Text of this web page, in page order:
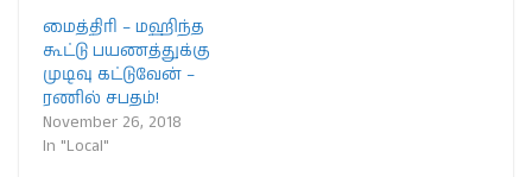
மைத்திரி – மஹிந்த
கூட்டு பயணத்துக்கு
முடிவு கட்டுவேன் –
ரணில் சபதம்!
November 26, 2018
In "Local"